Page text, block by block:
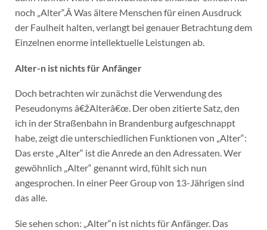
noch „Alter“.Â Was ältere Menschen für einen Ausdruck
der Faulheit halten, verlangt bei genauer Betrachtung dem
Einzelnen enorme intellektuelle Leistungen ab.
Alter-n ist nichts für Anfänger
Doch betrachten wir zunächst die Verwendung des
Peseudonyms â€žAlterâ€œ. Der oben zitierte Satz, den
ich in der Straßenbahn in Brandenburg aufgeschnappt
habe, zeigt die unterschiedlichen Funktionen von „Alter“:
Das erste „Alter“ ist die Anrede an den Adressaten. Wer
gewöhnlich „Alter“ genannt wird, fühlt sich nun
angesprochen. In einer Peer Group von 13-Jährigen sind
das alle.
Sie sehen schon: „Alter“n ist nichts für Anfänger. Das